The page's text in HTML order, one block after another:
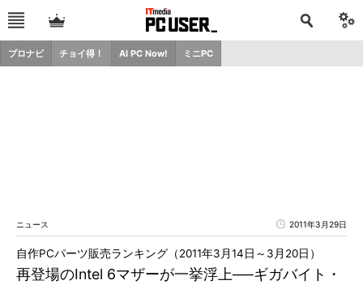
プロナビ チョイ得！ AI PC Now! ミニPC
ニュース 2011年3月29日
再登場のIntel 6マザーが一挙浮上──ギガバイト・
自作PCパーツ販売ランキング（2011年3月14日～3月20日）